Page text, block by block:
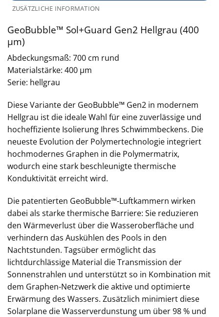
ZUSÄTZLICHE INFORMATION
GeoBubble™ Sol+Guard Gen2 Hellgrau (400
µm)
Abdeckungsmaß: 700 cm rund
Materialstärke: 400 µm
Serie: hellgrau
Diese Variante der GeoBubble™ Gen2 in modernem
Hellgrau ist die ideale Wahl für eine zuverlässige und
hocheffiziente Isolierung Ihres Schwimmbeckens. Die
neueste Evolution der Polymertechnologie integriert
hochmodernes Graphen in die Polymermatrix,
wodurch eine stark beschleunigte thermische
Konduktivität erreicht wird.
Die patentierten GeoBubble™-Luftkammern wirken
dabei als starke thermische Barriere: Sie reduzieren
den Wärmeverlust über die Wasseroberfläche und
verhindern das Auskühlen des Pools in den
Nachtstunden. Tagsüber ermöglicht das
lichtdurchlässige Material die Transmission der
Sonnenstrahlen und unterstützt so in Kombination mit
dem Graphen-Netzwerk die aktive und optimierte
Erwärmung des Wassers. Zusätzlich minimiert diese
Solarplane die Wasserverdunstung um über 98 % und